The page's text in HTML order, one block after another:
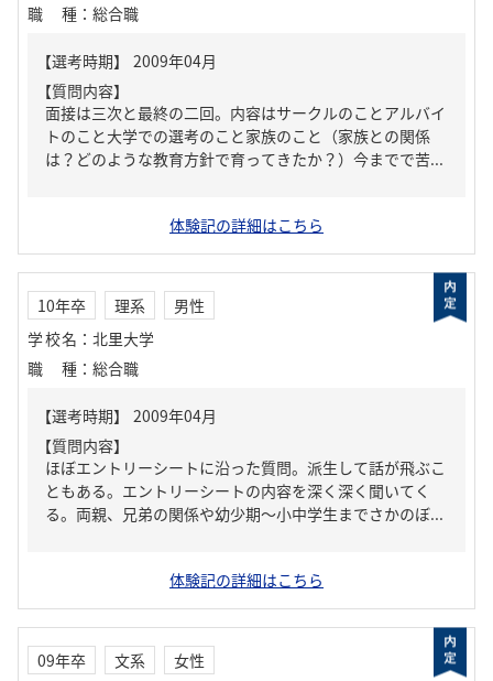
職種 ： 総合職
【質問内容】
面接は三次と最終の二回。内容はサークルのことアルバイ
トのこと大学での選考のこと家族のこと（家族との関係
は？どのような教育方針で育ってきたか？）今までで苦...
体験記の詳細はこちら
10年卒 理系
男性
学校名 ： 北里大学
職種 ： 総合職
【質問内容】
ほぼエントリーシートに沿った質問。派生して話が飛ぶこ
ともある。エントリーシートの内容を深く深く聞いてく
る。両親、兄弟の関係や幼少期～小中学生までさかのぼ...
体験記の詳細はこちら
09年卒 文系
女性